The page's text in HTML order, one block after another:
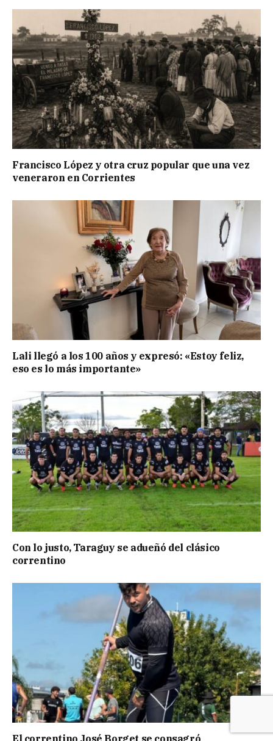
Francisco López y otra cruz popular que una vez
veneraron en Corrientes
Lali llegó a los 100 años y expresó: «Estoy feliz,
eso es lo más importante»
Con lo justo, Taraguy se adueñó del clásico
correntino